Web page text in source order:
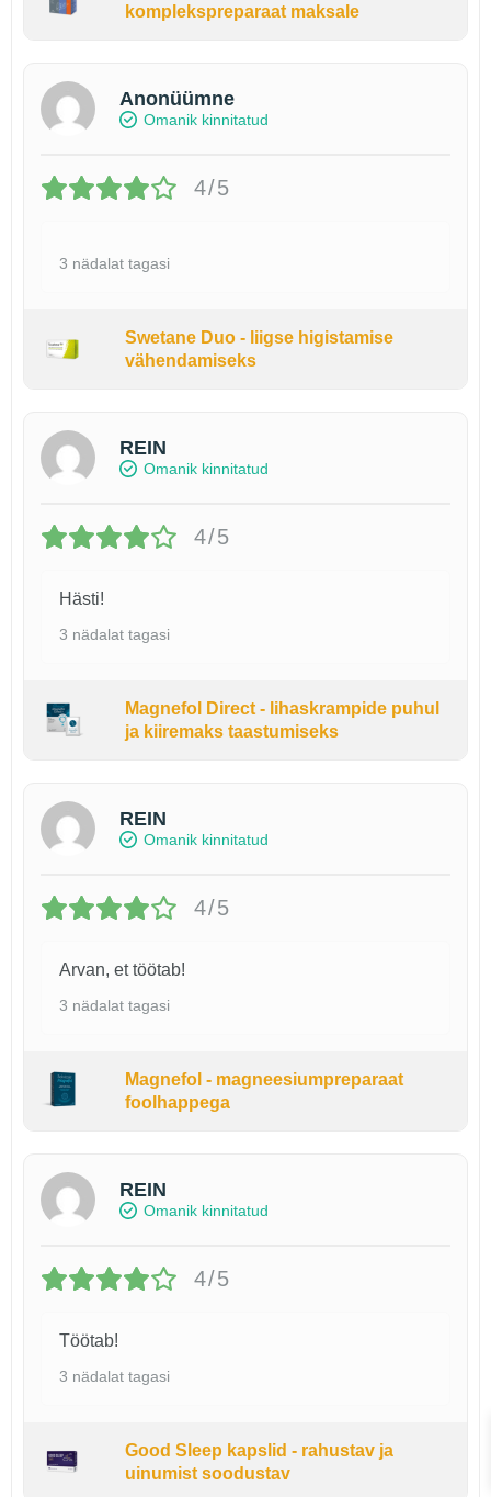
komplekspreparaat maksale
Anonüümne
Omanik kinnitatud
4/5
3 nädalat tagasi
Swetane Duo - liigse higistamise
vähendamiseks
REIN
Omanik kinnitatud
4/5
Hästi!
3 nädalat tagasi
Magnefol Direct - lihaskrampide puhul
ja kiiremaks taastumiseks
REIN
Omanik kinnitatud
4/5
Arvan, et töötab!
3 nädalat tagasi
Magnefol - magneesiumpreparaat
foolhappega
REIN
Omanik kinnitatud
4/5
Töötab!
3 nädalat tagasi
Good Sleep kapslid - rahustav ja
uinumist soodustav